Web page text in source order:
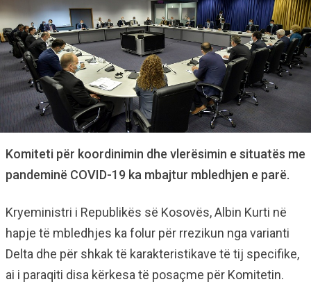
Komiteti për koordinimin dhe vlerësimin e situatës me
pandeminë COVID-19 ka mbajtur mbledhjen e parë.
Kryeministri i Republikës së Kosovës, Albin Kurti në
hapje të mbledhjes ka folur për rrezikun nga varianti
Delta dhe për shkak të karakteristikave të tij specifike,
ai i paraqiti disa kërkesa të posaçme për Komitetin.